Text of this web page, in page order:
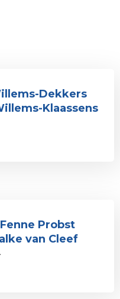
Dekkers
Klaassens
Probst
van Cleef